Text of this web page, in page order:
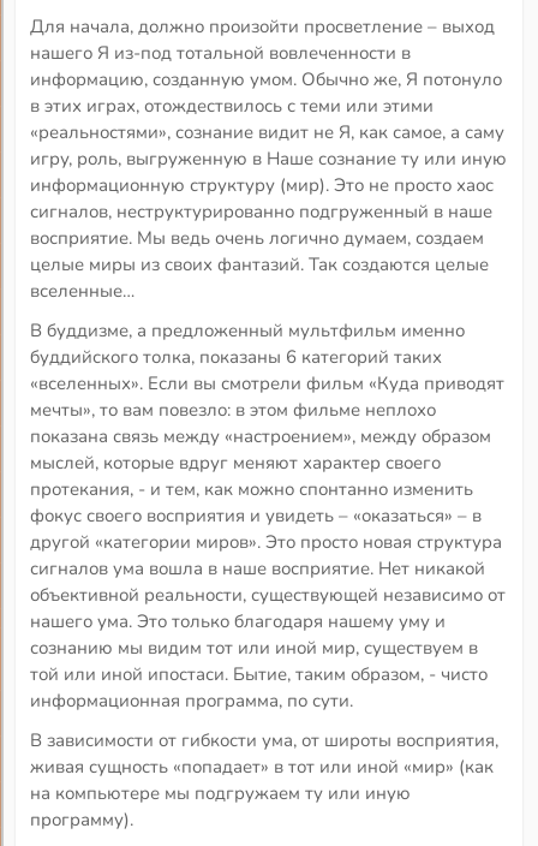
Для начала, должно произойти просветление – выход
нашего Я из-под тотальной вовлеченности в
информацию, созданную умом. Обычно же, Я потонуло
в этих играх, отождествилось с теми или этими
«реальностями», сознание видит не Я, как самое, а саму
игру, роль, выгруженную в Наше сознание ту или иную
информационную структуру (мир). Это не просто хаос
сигналов, неструктурированно подгруженный в наше
восприятие. Мы ведь очень логично думаем, создаем
целые миры из своих фантазий. Так создаются целые
вселенные…
В буддизме, а предложенный мультфильм именно
буддийского толка, показаны 6 категорий таких
«вселенных». Если вы смотрели фильм «Куда приводят
мечты», то вам повезло: в этом фильме неплохо
показана связь между «настроением», между образом
мыслей, которые вдруг меняют характер своего
протекания, - и тем, как можно спонтанно изменить
фокус своего восприятия и увидеть – «оказаться» – в
другой «категории миров». Это просто новая структура
сигналов ума вошла в наше восприятие. Нет никакой
объективной реальности, существующей независимо от
нашего ума. Это только благодаря нашему уму и
сознанию мы видим тот или иной мир, существуем в
той или иной ипостаси. Бытие, таким образом, - чисто
информационная программа, по сути.
В зависимости от гибкости ума, от широты восприятия,
живая сущность «попадает» в тот или иной «мир» (как
на компьютере мы подгружаем ту или иную
программу).